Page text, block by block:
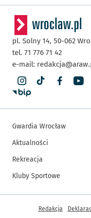
pl. Solny 14, 50-062
tel. 71 776 71 42
e-mail:
Gwardia Wrocław
Aktualności
Rekreacja
Kluby Sportowe
Inne
Redakcja